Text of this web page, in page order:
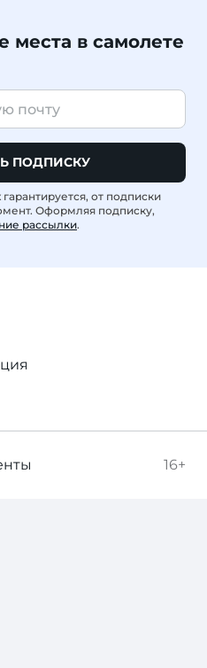
в самолете
ПОДПИСКУ
от подписки
Оформляя подписку,
рассылки.
16+